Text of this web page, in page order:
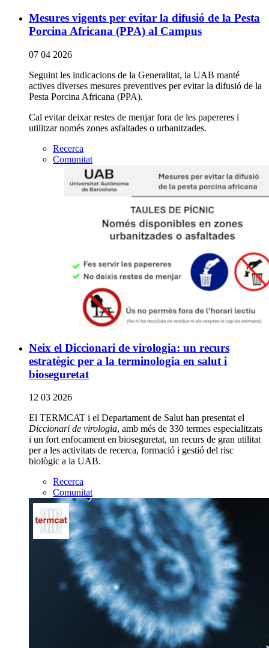
Mesures vigents per evitar la difusió de la Pesta
Porcina Africana (PPA) al Campus
07 04 2026
Seguint les indicacions de la Generalitat, la UAB manté
actives diverses mesures preventives per evitar la difusió de la
Pesta Porcina Africana (PPA).
Cal evitar deixar restes de menjar fora de les papereres i
utilitzar només zones asfaltades o urbanitzades.
Recerca
Comunitat
Neix el Diccionari de virologia: un recurs
estratègic per a la terminologia en salut i
bioseguretat
12 03 2026
El TERMCAT i el Departament de Salut han presentat el
Diccionari de virologia, amb més de 330 termes especialitzats
i un fort enfocament en bioseguretat, un recurs de gran utilitat
per a les activitats de recerca, formació i gestió del risc
biològic a la UAB.
Recerca
Comunitat